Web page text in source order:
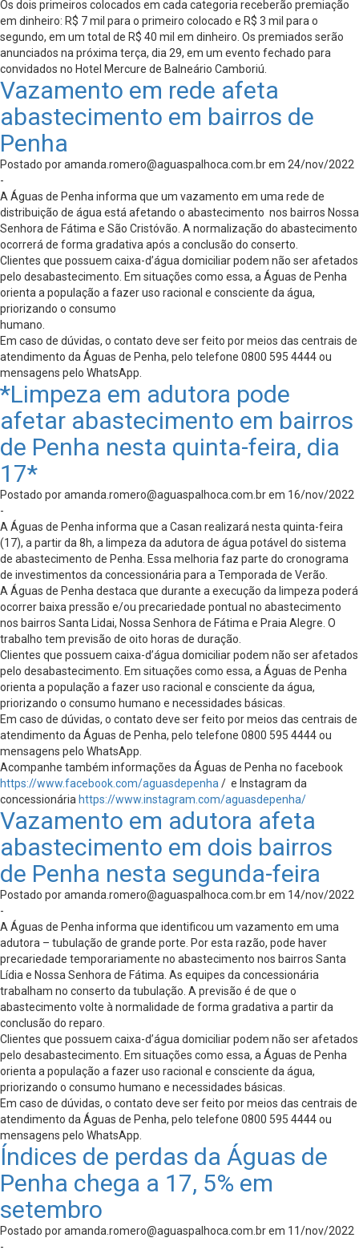
Os dois primeiros colocados em cada categoria receberão premiação
em dinheiro: R$ 7 mil para o primeiro colocado e R$ 3 mil para o
segundo, em um total de R$ 40 mil em dinheiro. Os premiados serão
anunciados na próxima terça, dia 29, em um evento fechado para
convidados no Hotel Mercure de Balneário Camboriú.
Vazamento em rede afeta
abastecimento em bairros de
Penha
Postado poramanda.romero@aguaspalhoca.com.brem 24/nov/2022
-
A Águas de Penha informa que um vazamento em uma rede de
distribuição de água está afetando o abastecimento nos bairros Nossa
Senhora de Fátima e São Cristóvão. A normalização do abastecimento
ocorrerá de forma gradativa após a conclusão do conserto.
Clientes que possuem caixa-d’água domiciliar podem não ser afetados
pelo desabastecimento. Em situações como essa, a Águas de Penha
orienta a população a fazer uso racional e consciente da água,
priorizando o consumo
humano.
Em caso de dúvidas, o contato deve ser feito por meios das centrais de
atendimento da Águas de Penha, pelo telefone 0800 595 4444 ou
mensagens pelo WhatsApp.
*Limpeza em adutora pode
afetar abastecimento em bairros
de Penha nesta quinta-feira, dia
17*
Postado poramanda.romero@aguaspalhoca.com.brem 16/nov/2022
-
A Águas de Penha informa que a Casan realizará nesta quinta-feira
(17), a partir da 8h, a limpeza da adutora de água potável do sistema
de abastecimento de Penha. Essa melhoria faz parte do cronograma
de investimentos da concessionária para a Temporada de Verão.
A Águas de Penha destaca que durante a execução da limpeza poderá
ocorrer baixa pressão e/ou precariedade pontual no abastecimento
nos bairros Santa Lidai, Nossa Senhora de Fátima e Praia Alegre. O
trabalho tem previsão de oito horas de duração.
Clientes que possuem caixa-d’água domiciliar podem não ser afetados
pelo desabastecimento. Em situações como essa, a Águas de Penha
orienta a população a fazer uso racional e consciente da água,
priorizando o consumo humano e necessidades básicas.
Em caso de dúvidas, o contato deve ser feito por meios das centrais de
atendimento da Águas de Penha, pelo telefone 0800 595 4444 ou
mensagens pelo WhatsApp.
Acompanhe também informações da Águas de Penha no facebook
https://www.facebook.com/aguasdepenha / e Instagram da
concessionária https://www.instagram.com/aguasdepenha/
Vazamento em adutora afeta
abastecimento em dois bairros
de Penha nesta segunda-feira
Postado poramanda.romero@aguaspalhoca.com.brem 14/nov/2022
-
A Águas de Penha informa que identificou um vazamento em uma
adutora – tubulação de grande porte. Por esta razão, pode haver
precariedade temporariamente no abastecimento nos bairros Santa
Lídia e Nossa Senhora de Fátima. As equipes da concessionária
trabalham no conserto da tubulação. A previsão é de que o
abastecimento volte à normalidade de forma gradativa a partir da
conclusão do reparo.
Clientes que possuem caixa-d’água domiciliar podem não ser afetados
pelo desabastecimento. Em situações como essa, a Águas de Penha
orienta a população a fazer uso racional e consciente da água,
priorizando o consumo humano e necessidades básicas.
Em caso de dúvidas, o contato deve ser feito por meios das centrais de
atendimento da Águas de Penha, pelo telefone 0800 595 4444 ou
mensagens pelo WhatsApp.
Índices de perdas da Águas de
Penha chega a 17, 5% em
setembro
Postado poramanda.romero@aguaspalhoca.com.brem 11/nov/2022
-